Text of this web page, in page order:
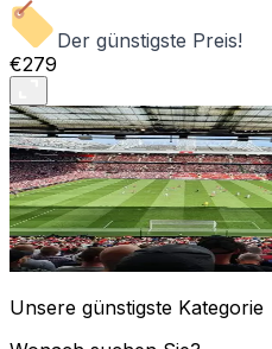
Der günstigste Preis!
€279
Unsere günstigste Kategorie